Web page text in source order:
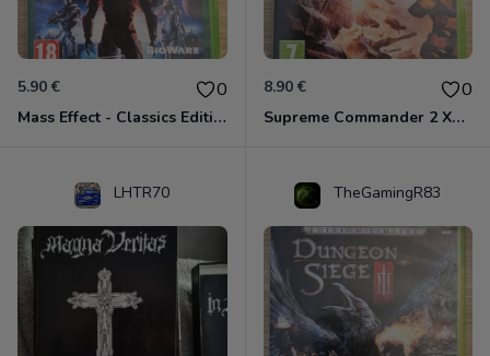
5.90 € 0
Mass Effect - Classics Edition Xbox 360
8.90 € 0
Supreme Commander 2 Xbox 360
LHTR70 TheGamingR83